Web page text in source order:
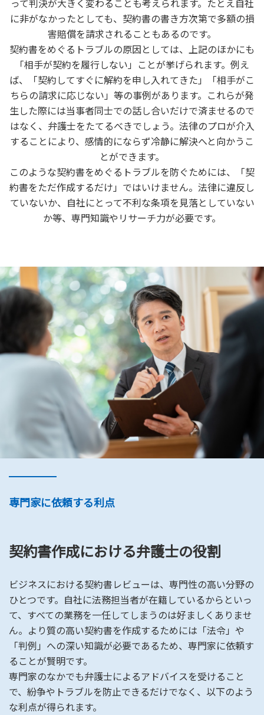
って判決が大きく変わることも考えられます。たとえ自社
に非がなかったとしても、契約書の書き方次第で多額の損
害賠償を請求されることもあるのです。
契約書をめぐるトラブルの原因としては、上記のほかにも
「相手が契約を履行しない」ことが挙げられます。例え
ば、「契約してすぐに解約を申し入れてきた」「相手がこ
ちらの請求に応じない」等の事例があります。これらが発
生した際には当事者同士での話し合いだけで済ませるので
はなく、弁護士をたてるべきでしょう。法律のプロが介入
することにより、感情的にならず冷静に解決へと向かうこ
とができます。
このような契約書をめぐるトラブルを防ぐためには、「契
約書をただ作成するだけ」ではいけません。法律に違反し
ていないか、自社にとって不利な条項を見落としていない
か等、専門知識やリサーチ力が必要です。
専門家に依頼する利点
契約書作成における弁護士の役割
ビジネスにおける契約書レビューは、専門性の高い分野の
ひとつです。自社に法務担当者が在籍しているからといっ
て、すべての業務を一任してしまうのは好ましくありませ
ん。より質の高い契約書を作成するためには「法令」や
「判例」への深い知識が必要であるため、専門家に依頼す
ることが賢明です。
専門家のなかでも弁護士によるアドバイスを受けること
で、紛争やトラブルを防止できるだけでなく、以下のよう
な利点が得られます。